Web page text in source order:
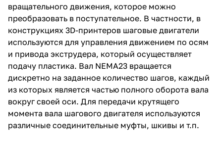
вращательного движения, которое можно
преобразовать в поступательное. В частности, в
конструкциях 3D-принтеров шаговые двигатели
используются для управления движением по осям
и привода экструдера, который осуществляет
подачу пластика. Вал NEMA23 вращается
дискретно на заданное количество шагов, каждый
из которых является частью полного оборота вала
вокруг своей оси. Для передачи крутящего
момента вала шагового двигателя используются
различные соединительные муфты, шкивы и т.п.